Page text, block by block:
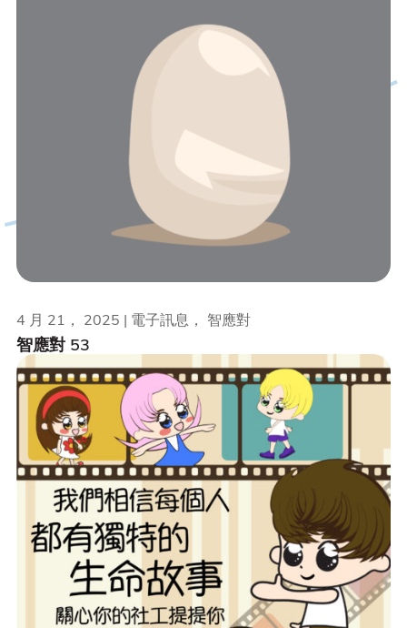
智應對 53
4 月 21， 2025 | 電子訊息， 智應對